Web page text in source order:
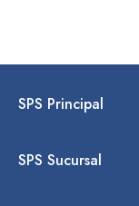
SPS Principal
SPS Sucursal